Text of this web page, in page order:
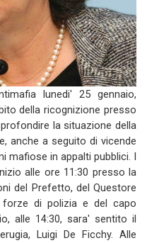
lunedi' 25 gennaio,
della ricognizione presso
la situazione della
anche a seguito di vicende
mafiose in appalti pubblici. I
alle ore 11:30 presso la
del Prefetto, del Questore
forze di polizia e del capo
alle 14:30, sara' sentito il
Luigi De Ficchy. Alle